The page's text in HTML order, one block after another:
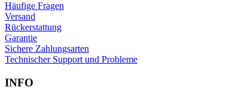
Häufige Fragen
Versand
Rückerstattung
Garantie
Sichere Zahlungsarten
Technischer Support und Probleme
INFO